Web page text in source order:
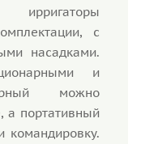
ирригаторы
с
насадками.
и
можно
а портативный
командировку.